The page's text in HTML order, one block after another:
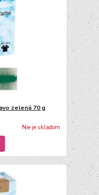
zelená 70 g
Nie je skladom